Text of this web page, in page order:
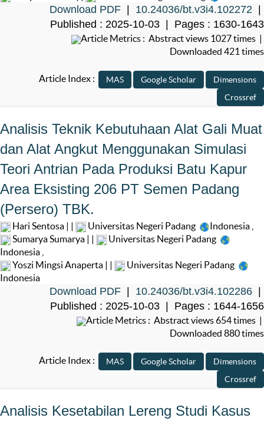
Download PDF 10.24036/bt.v3i4.102272
Published : 2025-10-03 | Pages : 1630-1643
Article Metrics : Abstract views 1027 times |
Downloaded 421 times
Article Index :
Analisis Teknik Kebutuhaan Alat Gali Muat
dan Alat Angkut Menggunakan Simulasi
Teori Antrian Pada Produksi Batu Kapur
Area Eksisting 206 PT Semen Padang
(Persero) TBK.
Hari Sentosa | | Universitas Negeri Padang Indonesia
Sumarya Sumarya | |
Universitas Negeri Padang
Indonesia
Yoszi Mingsi Anaperta | |
Universitas Negeri Padang
Indonesia
Download PDF 10.24036/bt.v3i4.102286
Published : 2025-10-03 | Pages : 1644-1656
Article Metrics : Abstract views 654 times |
Downloaded 880 times
Article Index :
Analisis Kesetabilan Lereng Studi Kasus